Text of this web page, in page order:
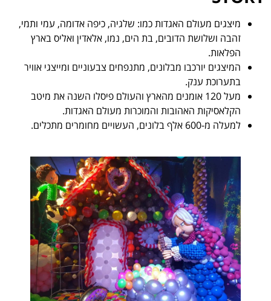
האגדות כמו: שלגיה, כיפה אדומה, עמי ותמי,
הדובים, בת הים, נמו, אלאדין ואליס בארץ
מבלונים, מתנפחים צבעוניים ומייצגי אוויר
120 אומנים מהארץ והעולם פיסלו השנה את מיטב
והמוכרות מעולם האגדות.